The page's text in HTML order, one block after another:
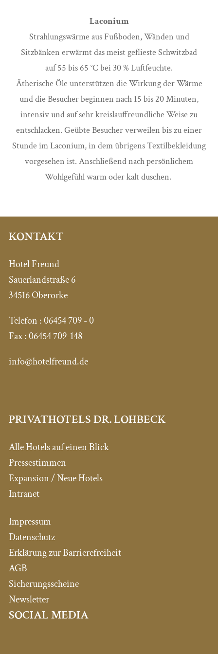
Laconium
Strahlungswärme aus Fußboden, Wänden und
Sitzbänken erwärmt das meist geflieste Schwitzbad
auf 55 bis 65 °C bei 30 % Luftfeuchte.
Ätherische Öle unterstützen die Wirkung der Wärme
und die Besucher beginnen nach 15 bis 20 Minuten,
intensiv und auf sehr kreislauffreundliche Weise zu
entschlacken. Geübte Besucher verweilen bis zu einer
Stunde im Laconium, in dem übrigens Textilbekleidung
vorgesehen ist. Anschließend nach persönlichem
Wohlgefühl warm oder kalt duschen.
KONTAKT
Hotel Freund
Sauerlandstraße 6
34516 Oberorke
Telefon :06454 709 - 0
Fax :06454 709-148
info@hotelfreund.de
PRIVATHOTELS DR. LOHBECK
Alle Hotels auf einen Blick
Pressestimmen
Expansion / Neue Hotels
Intranet
Impressum
Datenschutz
Erklärung zur Barrierefreiheit
AGB
Sicherungsscheine
Newsletter
SOCIAL MEDIA